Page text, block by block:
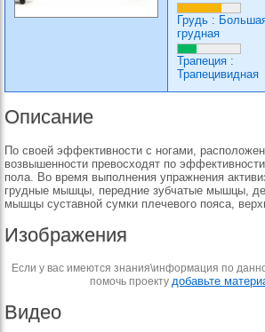
Грудь :
грудная
Трапеция :
Трапецивидная
Описание
По своей эффективности с ногами,
возвышенности превосходят по
пола. Во время выполнения упражнения
грудные мышцы, передние зубчатые мышцы,
мышцы суставной сумки плечевого пояса,
Изображения
Если у вас имеются знания\информация по
помочь проекту добавьте
Видео